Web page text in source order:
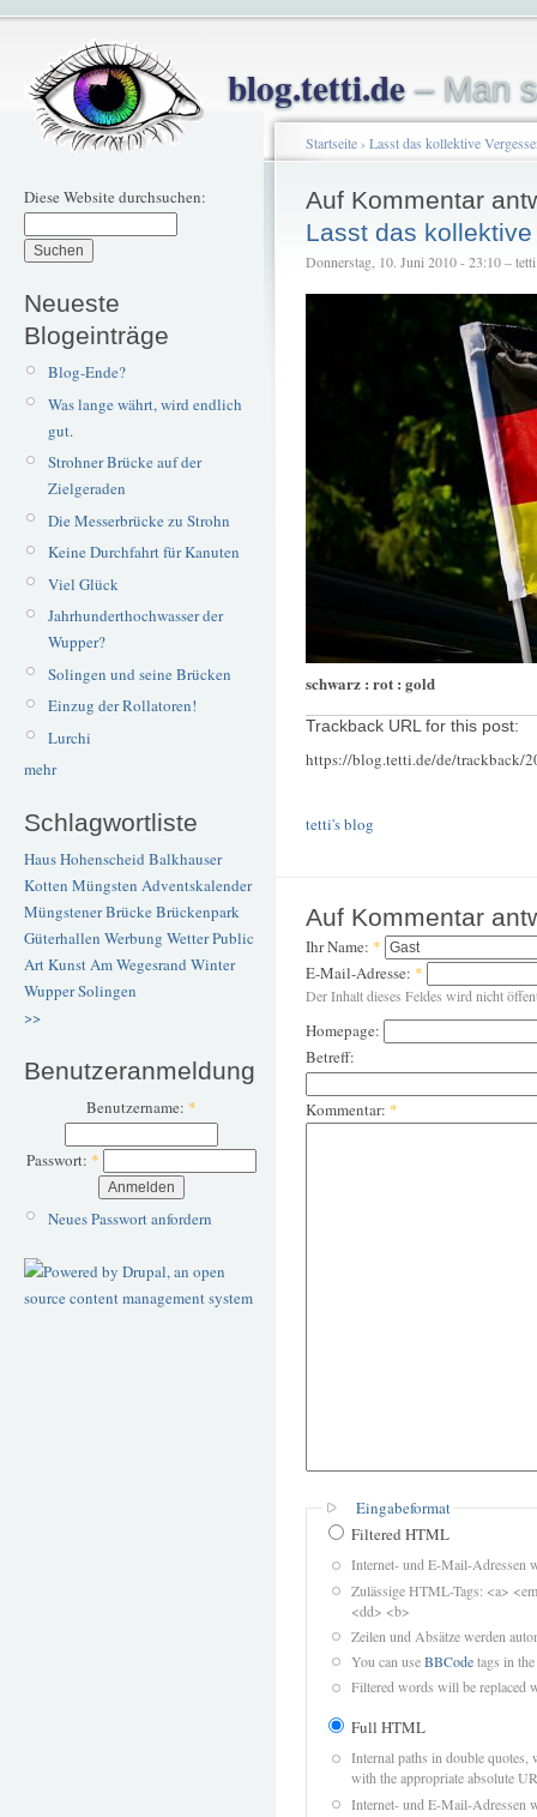
blog.tetti.de– Man
Diese Website durchsuchen:
Neueste
Blogeinträge
Blog-Ende?
Was lange währt, wird endlich
gut.
Strohner Brücke auf der
Zielgeraden
Die Messerbrücke zu Strohn
Keine Durchfahrt für Kanuten
Viel Glück
Jahrhunderthochwasser der
Wupper?
Solingen und seine Brücken
Einzug der Rollatoren!
Lurchi
mehr
Schlagwortliste
Haus Hohenscheid Balkhauser
Kotten Müngsten Adventskalender
Müngstener BrückeBrückenpark
Güterhallen Werbung WetterPublic
ArtKunstAm Wegesrand Winter
WupperSolingen
>>
Benutzeranmeldung
Benutzername: *
Passwort: *
Neues Passwort anfordern
Startseite› Lasst das kollektive
Auf Kommentar
Lasst das
Donnerstag, 10. Juni 2010 - 23:10 – tetti
schwarz : rot : gold
Trackback URL for this post:
https://blog.tetti.de/de/trackback/
tetti's blog
Auf Kommentar
Ihr Name: *
E-Mail-Adresse: *
Der Inhalt dieses Feldes wird nicht
Homepage:
Betreff:
Kommentar: *
Eingabeformat
Filtered HTML
Internet- und E-Mail-Adressen
Zulässige HTML-Tags: <a>
<dd> <b>
Zeilen und Absätze werden
You can useBBCodetags in
Filtered words will be replaced
Full HTML
Internal paths in double quotes,
with the appropriate absolute
Internet- und E-Mail-Adressen